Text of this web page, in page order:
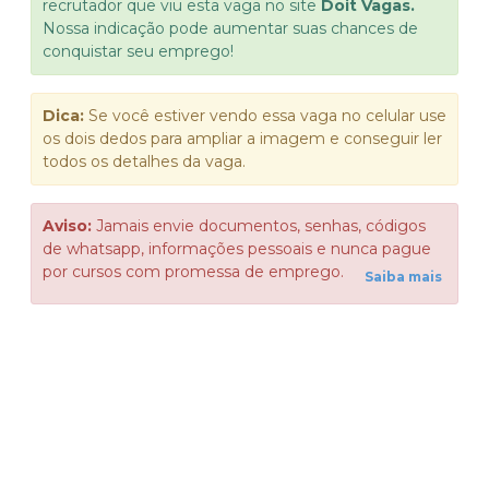
recrutador que viu esta vaga no site Doit Vagas.
Nossa indicação pode aumentar suas chances de
conquistar seu emprego!
Dica: Se você estiver vendo essa vaga no celular use
os dois dedos para ampliar a imagem e conseguir ler
todos os detalhes da vaga.
Aviso: Jamais envie documentos, senhas, códigos
de whatsapp, informações pessoais e nunca pague
por cursos com promessa de emprego.
Saiba mais